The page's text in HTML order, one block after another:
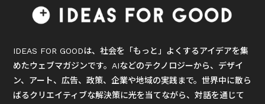
IDEAS FOR GOODは、社会を「もっと」よくするアイデアを集
めたウェブマガジンです。AIなどのテクノロジーから、デザイ
ン、アート、広告、政策、企業や地域の実践まで。世界中に散ら
ばるクリエイティブな解決策に光を当てながら、対話を通じて